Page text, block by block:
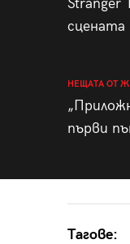
НЕЩАТА ОТ
първи
Тагове: